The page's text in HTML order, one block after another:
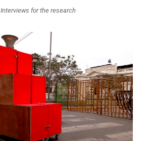
Interviews for the research